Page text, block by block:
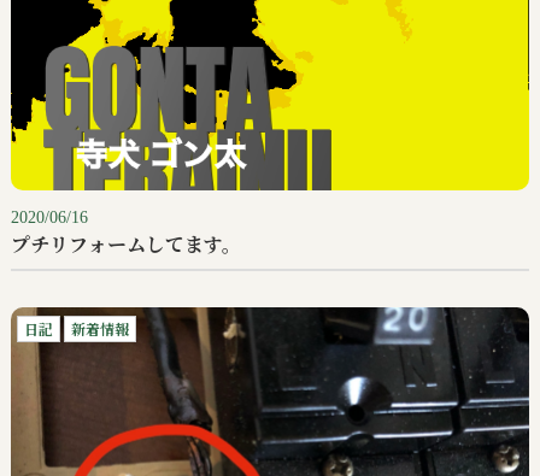
2020/06/16
プチリフォームしてます。
日記 新着情報